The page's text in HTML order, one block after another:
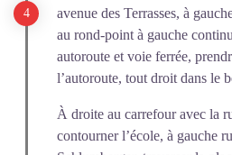
avenue des Terrasses, à
au rond-point à gauche
autoroute et voie ferrée,
l’autoroute, tout droit dans le
À droite au carrefour avec la
contourner l’école, à gauche